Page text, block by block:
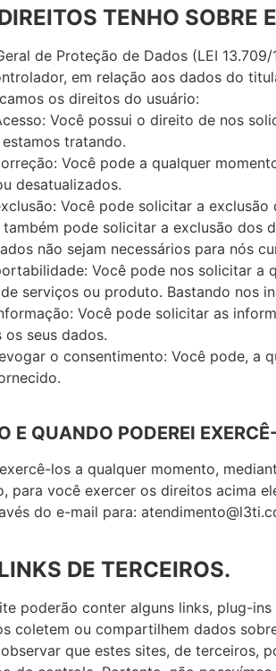
TENHO SOBRE
de Proteção de Dados (LEI
em relação aos dados do
os direitos do usuário:
Você possui o direito de nos
tratando.
Você pode a qualquer
desatualizados.
Você pode solicitar a
também pode solicitar a exclusão dos
não sejam necessários para nós
Você pode nos solicitar a
serviços ou produto. Bastando nos
Você pode solicitar as
seus dados.
o consentimento: Você pode, a
E QUANDO PODEREI
los a qualquer momento,
para você exercer os direitos acima
do e-mail para:
DE TERCEIROS.
poderão conter alguns links, plug-
coletem ou compartilhem dados
que estes sites, de terceiros,